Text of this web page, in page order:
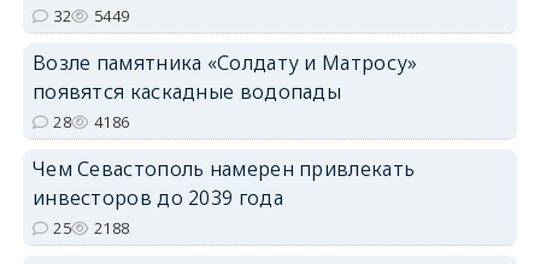
32 5449
Возле памятника «Солдату и Матросу»
появятся каскадные водопады
28 4186
Чем Севастополь намерен привлекать
инвесторов до 2039 года
25 2188